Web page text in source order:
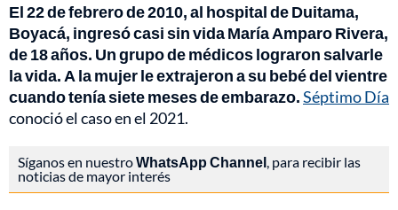
El 22 de febrero de 2010, al hospital de Duitama,
Boyacá, ingresó casi sin vida María Amparo Rivera,
de 18 años. Un grupo de médicos lograron salvarle
la vida. A la mujer le extrajeron a su bebé del vientre
cuando tenía siete meses de embarazo.Séptimo Día
conoció el caso en el 2021.
Síganos en nuestroWhatsApp Channel , para recibir las
noticias de mayor interés